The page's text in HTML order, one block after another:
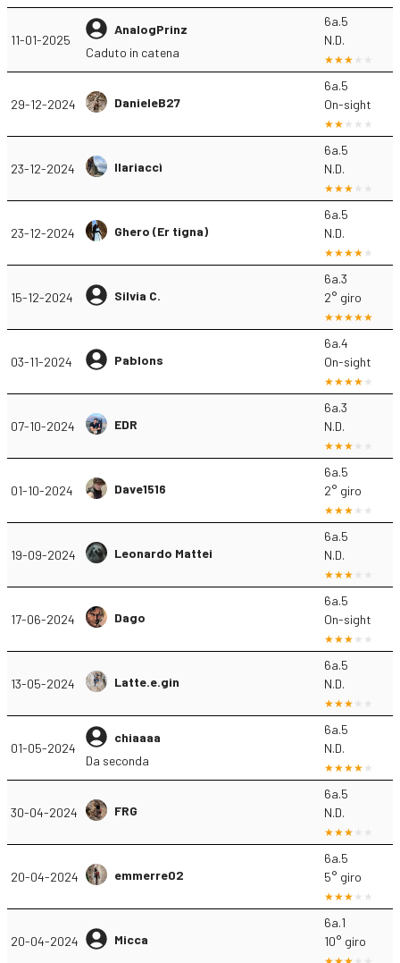
11-01-2025
AnalogPrinz
Caduto in catena
6a.5
N.D.
29-12-2024 DanieleB27
6a.5
On-sight
23-12-2024 Ilariaccì
6a.5
N.D.
23-12-2024 Ghero (Er tigna)
6a.5
N.D.
15-12-2024 Silvia C.
6a.3
2° giro
03-11-2024 Pablons
6a.4
On-sight
07-10-2024 EDR
6a.3
N.D.
01-10-2024 Dave1516
6a.5
2° giro
19-09-2024 Leonardo Mattei
6a.5
N.D.
17-06-2024 Dago
6a.5
On-sight
13-05-2024 Latte.e.gin
6a.5
N.D.
01-05-2024
chiaaaa
Da seconda
6a.5
N.D.
30-04-2024 FRG
6a.5
N.D.
20-04-2024 emmerre02
6a.5
5° giro
20-04-2024 Micca
6a.1
10° giro